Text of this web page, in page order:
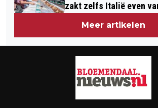
zakt zelfs Italië even
Meer artikelen